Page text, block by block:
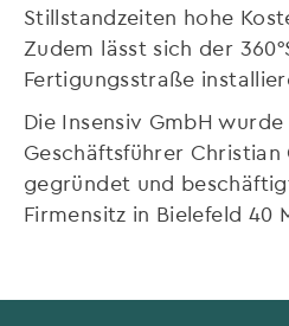
Stillstandzeiten hohe
Zudem lässt sich der
Fertigungsstraße
Die Insensiv GmbH wurde
Geschäftsführer Christian
gegründet und
Firmensitz in Bielefeld 40